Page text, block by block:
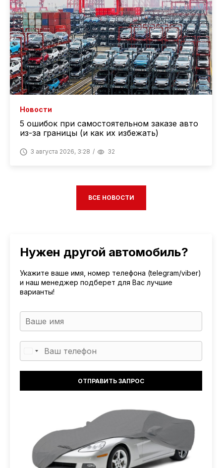
Новости
5 ошибок при самостоятельном заказе авто
из-за границы (и как их избежать)
3 августа 2026, 3:28 32
ВСЕ НОВОСТИ
Нужен другой автомобиль?
Укажите ваше имя, номер телефона (telegram/viber)
и наш менеджер подберет для Вас лучшие
варианты!